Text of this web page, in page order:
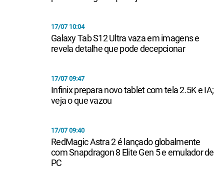
17/07 10:04
Galaxy Tab S12 Ultra vaza em imagens e
revela detalhe que pode decepcionar
17/07 09:47
Infinix prepara novo tablet com tela 2.5K e IA;
veja o que vazou
17/07 09:40
RedMagic Astra 2 é lançado globalmente
com Snapdragon 8 Elite Gen 5 e emulador de
PC